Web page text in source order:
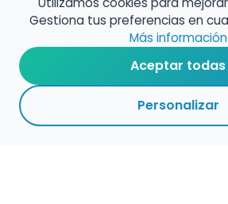
Gestiona tus preferencias en
Más información
Aceptar todas
Personalizar